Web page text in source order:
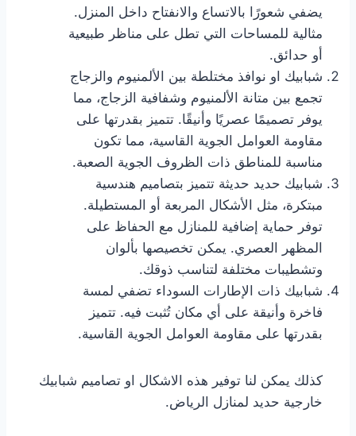
يضفي شعورًا بالاتساع والانفتاح داخل المنزل.
مثالية للمساحات التي تطل على مناظر طبيعية
أو حدائق.
شبابيك او نوافذ مختلطة بين الألمنيوم والزجاج
تجمع بين متانة الألمنيوم وشفافية الزجاج، مما
يوفر تصميمًا عصريًا وأنيقًا. تتميز بقدرتها على
مقاومة العوامل الجوية القاسية، مما تكون
مناسبة للمناطق ذات الظروف الجوية الصعبة.
شبابيك حديد حديثة تتميز بتصاميم هندسية
مبتكرة، مثل الأشكال المربعة أو المستطيلة.
توفر حماية إضافية للمنازل مع الحفاظ على
المظهر العصري. يمكن تخصيصها بألوان
وتشطيبات مختلفة لتناسب ذوقك.
شبابيك ذات الإطارات السوداء تضفي لمسة
فاخرة وأنيقة على أي مكان تُثبت فيه. تتميز
بقدرتها على مقاومة العوامل الجوية القاسية.
كذلك يمكن لنا توفير هذه الاشكال او تصاميم شبابيك
خارجية حديد لمنازل الرياض.